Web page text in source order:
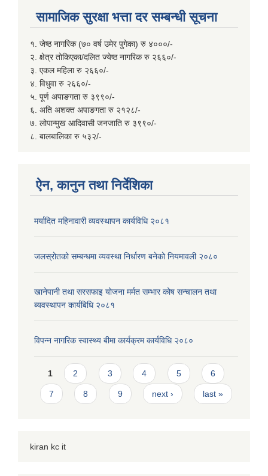
सामाजिक सुरक्षा भत्ता दर सम्बन्धी सूचना
१. जेष्ठ नागरिक (७० वर्ष उमेर पुगेका) रु ४०००/-
२. क्षेत्र तोकिएका/दलित ज्येष्ठ नागरिक रु २६६०/-
३. एकल महिला रु २६६०/-
४. विधुवा रु २६६०/-
५. पूर्ण अपाङगता रु ३९९०/-
६. अति अशक्त अपाङगता रु २१२८/-
७. लोपान्मुख आदिवासी जनजाति रु ३९९०/-
८. बालबालिका रु ५३२/-
ऐन, कानुन तथा निर्देशिका
मर्यादित महिनावारी व्यवस्थापन कार्यविधि २०८१
जलस्रोतको सम्बन्धमा व्यवस्था निर्धारण बनेको नियमावली २०८०
खानेपानी तथा सरसफाइ योजना मर्मत सम्भार कोष सन्चालन तथा
ब्यवस्थापन कार्यबिधि २०८१
विपन्न नागरिक स्वास्थ्य बीमा कार्यक्रम कार्यविधि २०८०
Pages
1 2 3 4 5 6
7 8 9 next › last »
kiran kc it